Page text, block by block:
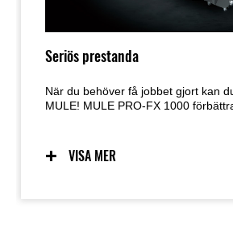
Seriös prestanda
När du behöver få jobbet gjort kan
MULE! MULE PRO-FX 1000
motor med större slagvolym och ett
förstärkt med fjädring med längre
VISA MER